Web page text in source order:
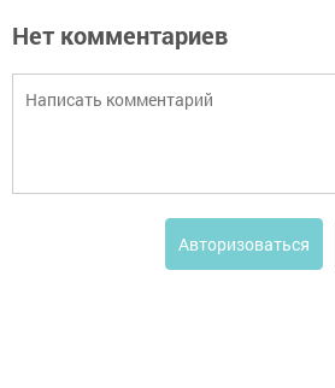
Нет комментариев
Авторизоваться